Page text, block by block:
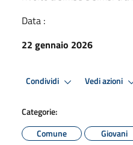
Data :
22 gennaio 2026
Condividi Vedi azioni
Categorie:
Comune
Giovani